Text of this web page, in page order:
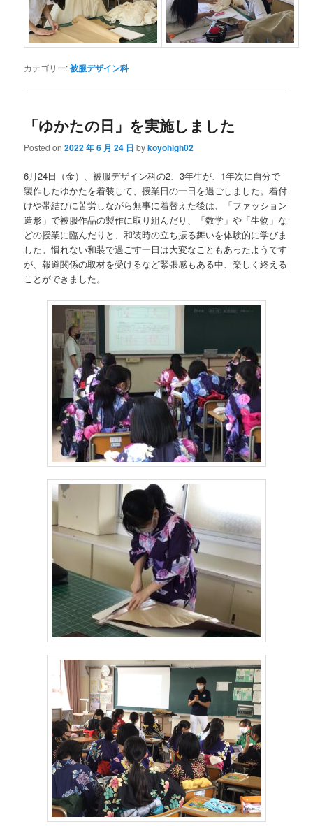
カテゴリー:被服デザイン科
「ゆかたの日」を実施しました
Posted on2022 年 6 月 24 日 bykoyohigh02
6月24日（金）、被服デザイン科の2、3年生が、1年次に自分で
製作したゆかたを着装して、授業日の一日を過ごしました。着付
けや帯結びに苦労しながら無事に着替えた後は、「ファッション
造形」で被服作品の製作に取り組んだり、「数学」や「生物」な
どの授業に臨んだりと、和装時の立ち振る舞いを体験的に学びま
した。慣れない和装で過ごす一日は大変なこともあったようです
が、報道関係の取材を受けるなど緊張感もある中、楽しく終える
ことができました。